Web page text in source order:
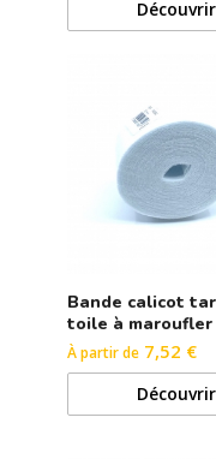
Découvrir
Bande calicot
toile à maroufler
À partir de7,52 €
Découvrir